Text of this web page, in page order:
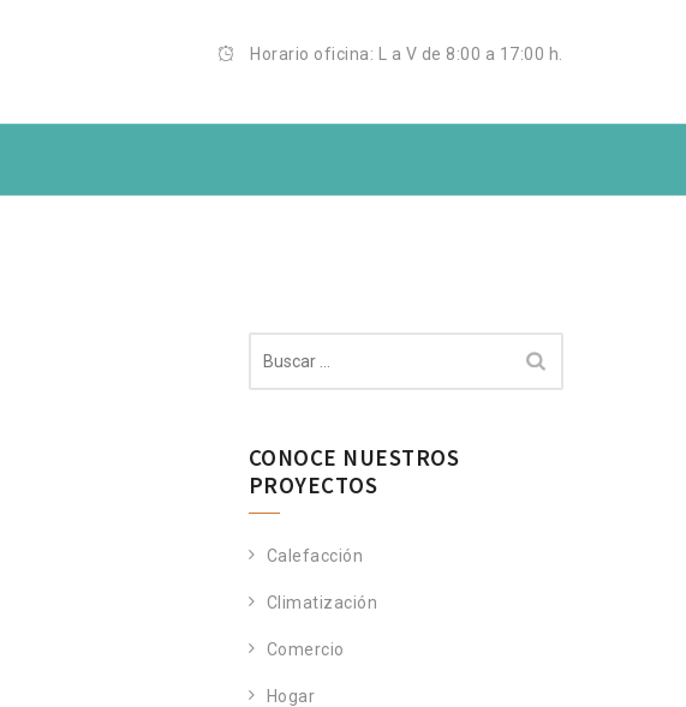
Horario oficina: L a V de 8:00 a 17:00 h.
CONOCE NUESTROS
PROYECTOS
Calefacción
Climatización
Comercio
Hogar